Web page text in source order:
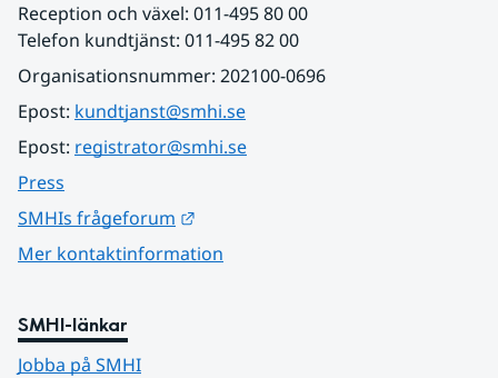
Reception och växel: 011-495 80 00
Telefon kundtjänst: 011-495 82 00
Organisationsnummer: 202100-0696
Epost: kundtjanst@smhi.se
Epost: registrator@smhi.se
Press
SMHIs frågeforum
Mer kontaktinformation
SMHI-länkar
Jobba på SMHI